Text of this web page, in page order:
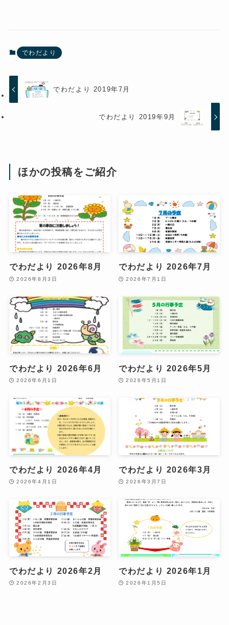
でわだより
でわだより 2019年7月
でわだより 2019年9月
ほかの投稿をご紹介
でわだより 2026年8月
2026年8月3日
でわだより 2026年7月
2026年7月1日
でわだより 2026年6月
2026年6月1日
でわだより 2026年5月
2026年5月1日
でわだより 2026年4月
2026年4月1日
でわだより 2026年3月
2026年3月7日
でわだより 2026年2月
2026年2月3日
でわだより 2026年1月
2026年1月5日